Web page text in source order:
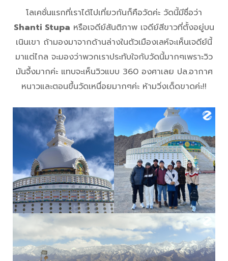
โลเคชั่นแรกที่เราได้ไปเที่ยวกันก็คือวัดค่ะ วัดนี้มีชื่อว่า
Shanti Stupa หรือเจดีย์สันติภาพ เจดีย์สีขาวที่ตั้งอยู่บน
เนินเขา ถ้ามองมาจากด้านล่างในตัวเมืองเลห์จะเห็นเจดีย์นี้
มาแต่ไกล จะมองว่าพวกเราประทับใจกับวัดนี้มากๆเพราะวิว
มันจึ้งมากค่ะ แทบจะเห็นวิวแบบ 360 องศาเลย ปล.อากาศ
หนาวและตอนขึ้นวัดเหนื่อยมากๆค่ะ ห้ามวิ่งเด็ดขาดค่ะ!!